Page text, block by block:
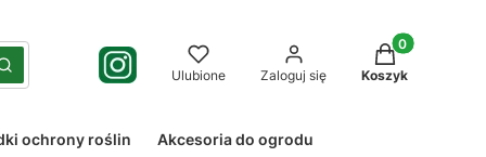
Szukaj Ulubione Zaloguj się
Produkty w
Koszyk
ochrony roślin Akcesoria do ogrodu